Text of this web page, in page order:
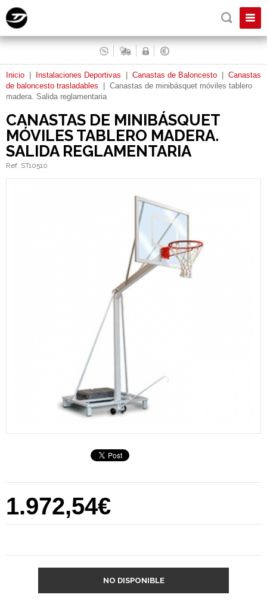
Inicio Instalaciones Deportivas Canastas de Baloncesto
Canastas
de baloncesto trasladables
Canastas de minibásquet móviles tablero
madera. Salida reglamentaria
CANASTAS DE MINIBÁSQUET
MÓVILES TABLERO MADERA.
SALIDA REGLAMENTARIA
Ref. ST10510
1.972,54€
NO DISPONIBLE